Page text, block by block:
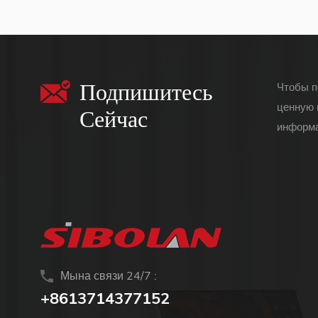
Подпишитесь
Сейчас
Чтобы
ценную
Мына связи 24/7 :
+8613714377152